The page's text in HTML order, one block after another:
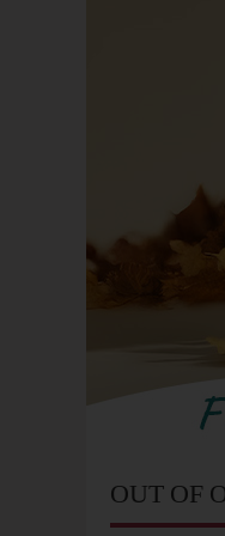
OUT OF